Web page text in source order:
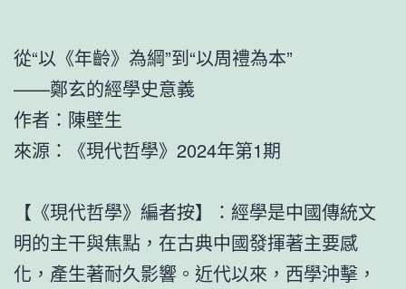
從“以《年齡》為綱”到“以周禮為本”
——鄭玄的經學史意義
作者：陳壁生
來源：《現代哲學》2024年第1期
【《現代哲學》編者按】：經學是中國傳統文
明的主干與焦點，在古典中國發揮著主要感
化，產生著耐久影響。近代以來，西學沖擊，